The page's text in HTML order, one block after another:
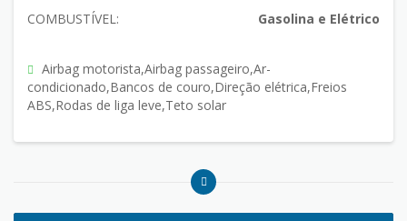
COMBUSTÍVEL: Gasolina e Elétrico
Airbag motorista,Airbag passageiro,Ar-
condicionado,Bancos de couro,Direção elétrica,Freios
ABS,Rodas de liga leve,Teto solar